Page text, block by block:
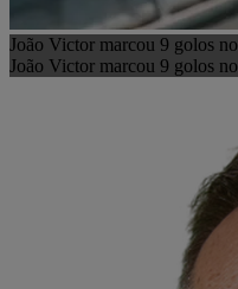
João Victor marcou 9 golos
João Victor marcou 9 golos